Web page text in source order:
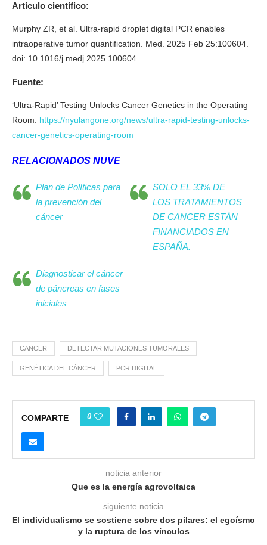
Artículo científico:
Murphy ZR, et al. Ultra-rapid droplet digital PCR enables
intraoperative tumor quantification. Med. 2025 Feb 25:100604.
doi: 10.1016/j.medj.2025.100604.
Fuente:
‘Ultra-Rapid’ Testing Unlocks Cancer Genetics in the Operating
Room. https://nyulangone.org/news/ultra-rapid-testing-unlocks-
cancer-genetics-operating-room
RELACIONADOS NUVE
Plan de Políticas para
la prevención del
cáncer
SOLO EL 33% DE
LOS TRATAMIENTOS
DE CANCER ESTÁN
FINANCIADOS EN
ESPAÑA.
Diagnosticar el cáncer
de páncreas en fases
iniciales
CANCER DETECTAR MUTACIONES TUMORALES
GENÉTICA DEL CÁNCER PCR DIGITAL
COMPARTE 0
noticia anterior
Que es la energía agrovoltaica
siguiente noticia
El individualismo se sostiene sobre dos pilares: el egoísmo
y la ruptura de los vínculos